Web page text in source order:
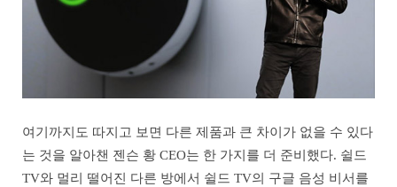
여기까지도 따지고 보면 다른 제품과 큰 차이가 없을 수 있다
는 것을 알아챈 젠슨 황 CEO는 한 가지를 더 준비했다. 쉴드
TV와 멀리 떨어진 다른 방에서 쉴드 TV의 구글 음성 비서를